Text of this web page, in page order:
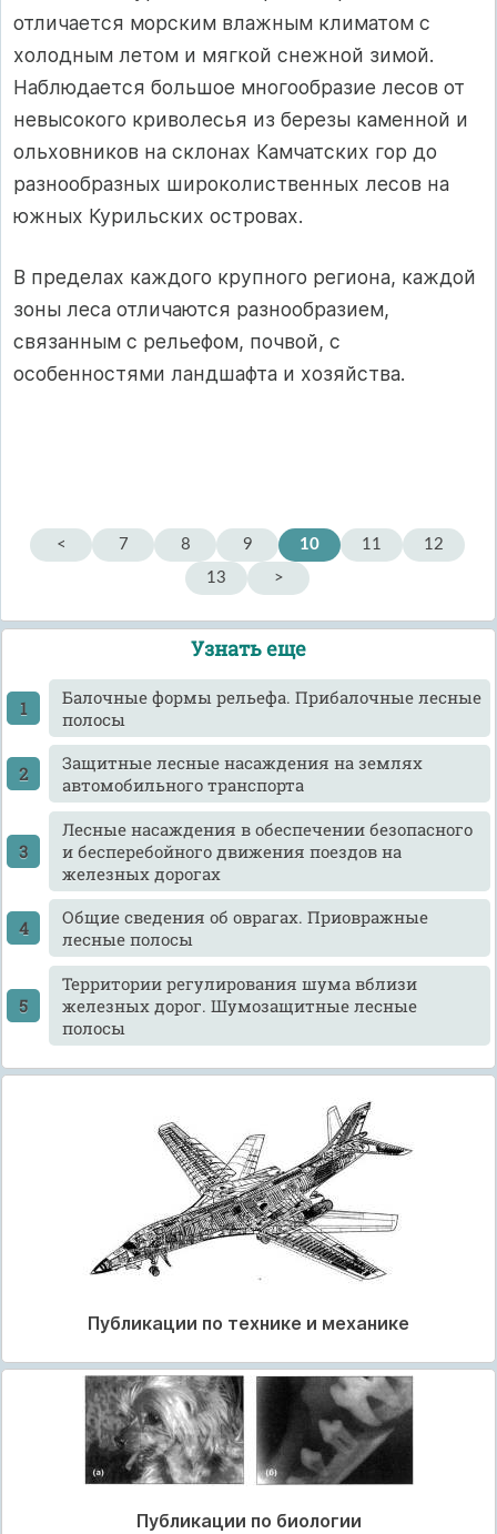
отличается морским влажным климатом с
холодным летом и мягкой снежной зимой.
Наблюдается большое многообразие лесов от
невысокого криволесья из березы каменной и
ольховников на склонах Камчатских гор до
разнообразных широколиственных лесов на
южных Курильских островах.
В пределах каждого крупного региона, каждой
зоны леса отличаются разнообразием,
связанным с рельефом, почвой, с
особенностями ландшафта и хозяйства.
< 7 8 9 10 11
12
13
>
Узнать еще
Балочные формы рельефа. Прибалочные лесные
полосы
Защитные лесные насаждения на землях
автомобильного транспорта
Лесные насаждения в обеспечении безопасного
и бесперебойного движения поездов на
железных дорогах
Общие сведения об оврагах. Приовражные
лесные полосы
Территории регулирования шума вблизи
железных дорог. Шумозащитные лесные
полосы
Публикации по технике и механике
Публикации по биологии